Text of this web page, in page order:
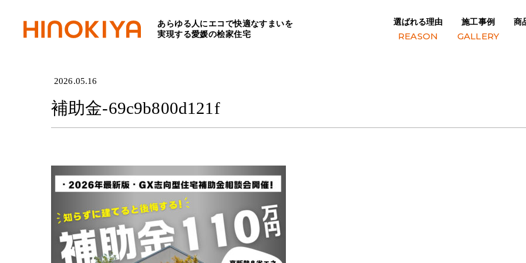
あらゆる人にエコで快適なすまいを
実現する愛媛の桧家住宅
選ばれる理由
REASON
施工事例
GALLERY
商
HOME>補助金-69c9b800d121f
2026.05.16
補助金-69c9b800d121f